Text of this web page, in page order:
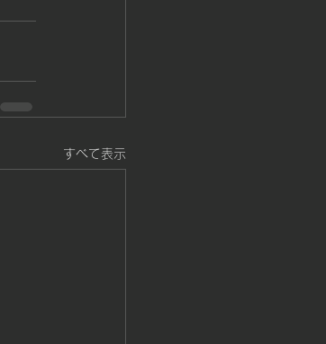
すべて表示